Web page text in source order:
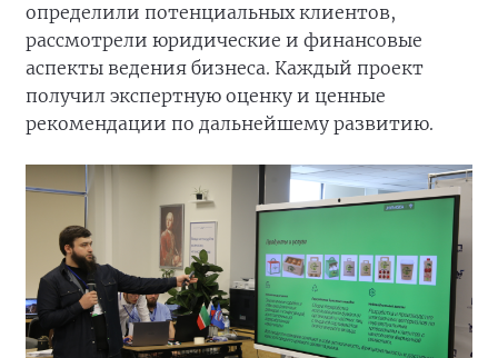
определили потенциальных клиентов,
рассмотрели юридические и финансовые
аспекты ведения бизнеса. Каждый проект
получил экспертную оценку и ценные
рекомендации по дальнейшему развитию.